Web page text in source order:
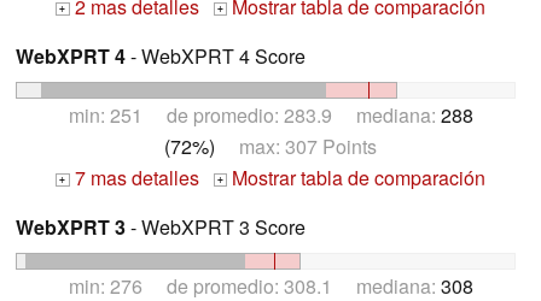
+ 2 mas detalles +
Mostrar tabla de comparación
WebXPRT 4- WebXPRT 4 Score
min: 251 de promedio: 283.9 mediana: 288
(72%) max: 307 Points
+ 7 mas detalles +
Mostrar tabla de comparación
WebXPRT 3- WebXPRT 3 Score
min: 276 de promedio: 308.1 mediana: 308